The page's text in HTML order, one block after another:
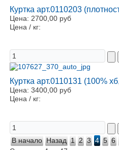
Куртка арт.0110203
Цена: 2700,00 руб
Цена / кг:
Куртка арт.0110131 (100%
Цена: 3400,00 руб
Цена / кг:
В начало Назад 1 2 3 4 5 6